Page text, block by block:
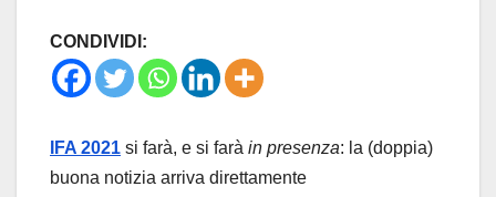
CONDIVIDI:
IFA 2021 si farà, e si farà in presenza: la (doppia)
buona notizia arriva direttamente